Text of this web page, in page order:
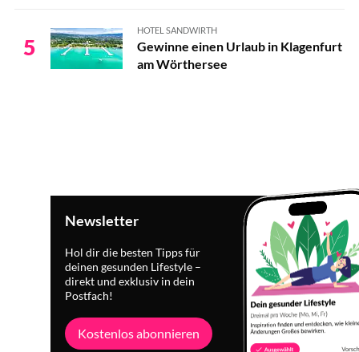
Spargel
Brokkoli
5
HOTEL SANDWIRTH
Gewinne einen Urlaub in Klagenfurt
am Wörthersee
Newsletter
Hol dir die besten Tipps für
deinen gesunden Lifestyle –
direkt und exklusiv in dein
Postfach!
Kostenlos abonnieren